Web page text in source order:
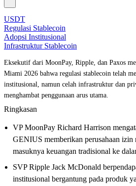
USDT
Regulasi Stablecoin
Adopsi Institusional
Infrastruktur Stablecoin
Eksekutif dari MoonPay, Ripple, dan Paxos
Miami 2026 bahwa regulasi stablecoin telah
institusional, namun celah infrastruktur dan
menghambat penggunaan arus utama.
Ringkasan
VP MoonPay Richard Harrison
GENIUS memberikan perusahaan izin
masuknya keuangan tradisional ke
SVP Ripple Jack McDonald
institusional bergantung pada produk